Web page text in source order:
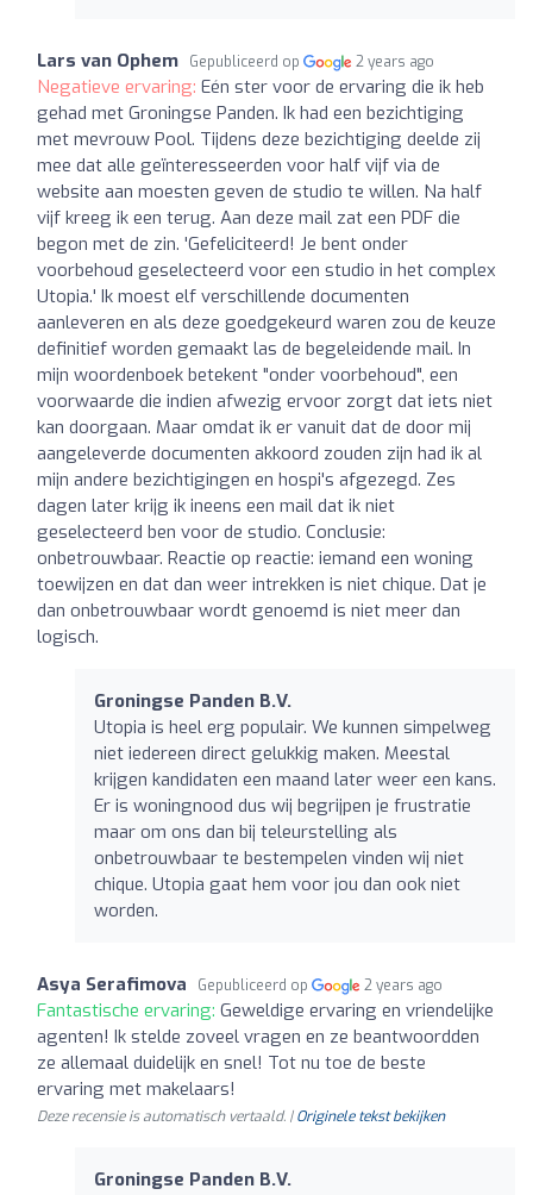
Lars van Ophem Gepubliceerd op 2 years ago
Negatieve ervaring: Eén ster voor de ervaring die ik heb
gehad met Groningse Panden. Ik had een bezichtiging
met mevrouw Pool. Tijdens deze bezichtiging deelde zij
mee dat alle geïnteresseerden voor half vijf via de
website aan moesten geven de studio te willen. Na half
vijf kreeg ik een terug. Aan deze mail zat een PDF die
begon met de zin. 'Gefeliciteerd! Je bent onder
voorbehoud geselecteerd voor een studio in het complex
Utopia.' Ik moest elf verschillende documenten
aanleveren en als deze goedgekeurd waren zou de keuze
definitief worden gemaakt las de begeleidende mail. In
mijn woordenboek betekent "onder voorbehoud", een
voorwaarde die indien afwezig ervoor zorgt dat iets niet
kan doorgaan. Maar omdat ik er vanuit dat de door mij
aangeleverde documenten akkoord zouden zijn had ik al
mijn andere bezichtigingen en hospi's afgezegd. Zes
dagen later krijg ik ineens een mail dat ik niet
geselecteerd ben voor de studio. Conclusie:
onbetrouwbaar. Reactie op reactie: iemand een woning
toewijzen en dat dan weer intrekken is niet chique. Dat je
dan onbetrouwbaar wordt genoemd is niet meer dan
logisch.
Groningse Panden B.V.
Utopia is heel erg populair. We kunnen simpelweg
niet iedereen direct gelukkig maken. Meestal
krijgen kandidaten een maand later weer een kans.
Er is woningnood dus wij begrijpen je frustratie
maar om ons dan bij teleurstelling als
onbetrouwbaar te bestempelen vinden wij niet
chique. Utopia gaat hem voor jou dan ook niet
worden.
Asya Serafimova Gepubliceerd op 2 years ago
Fantastische ervaring: Geweldige ervaring en vriendelijke
agenten! Ik stelde zoveel vragen en ze beantwoordden
ze allemaal duidelijk en snel! Tot nu toe de beste
ervaring met makelaars!
Deze recensie is automatisch vertaald. |Originele tekst bekijken
Groningse Panden B.V.